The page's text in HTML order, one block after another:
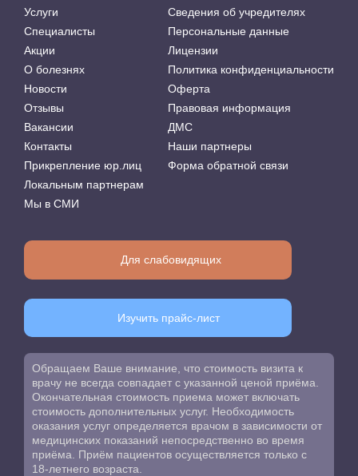
Услуги
Специалисты
Акции
О болезнях
Новости
Отзывы
Вакансии
Контакты
Прикрепление юр.лиц
Локальным партнерам
Мы в СМИ
Сведения об учредителях
Персональные данные
Лицензии
Политика конфиденциальности
Оферта
Правовая информация
ДМС
Наши партнеры
Форма обратной связи
Для слабовидящих
Изучить прайс-лист
Обращаем Ваше внимание, что стоимость визита к
врачу не всегда совпадает с указанной ценой приёма.
Окончательная стоимость приема может включать
стоимость дополнительных услуг. Необходимость
оказания услуг определяется врачом в зависимости от
медицинских показаний непосредственно во время
приёма. Приём пациентов осуществляется только с
18-летнего возраста.